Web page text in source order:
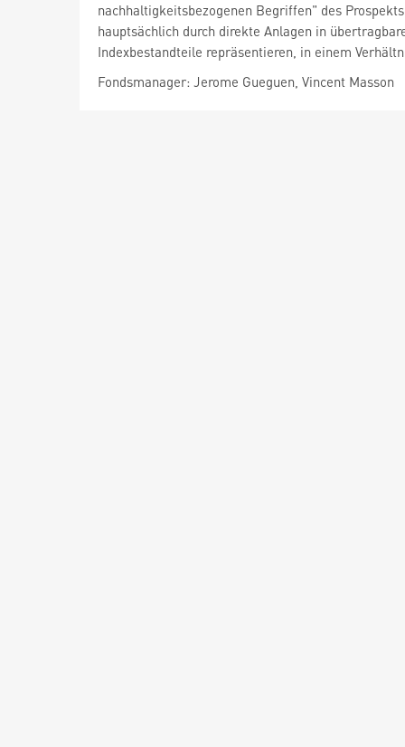
nachhaltigkeitsbezogenen Begriffen" des
hauptsächlich durch direkte Anlagen in
Indexbestandteile repräsentieren, in einem
Fondsmanager: Jerome Gueguen, Vincent Masson